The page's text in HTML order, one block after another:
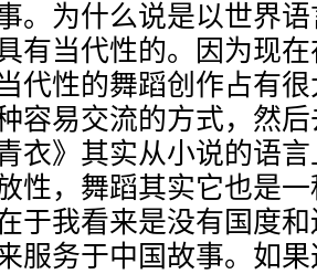
。为什么说是以世界
有当代性的。因为现
代性的舞蹈创作占有
容易交流的方式，然
衣》其实从小说的语
性，舞蹈其实它也是
于我看来是没有国度
服务于中国故事。如